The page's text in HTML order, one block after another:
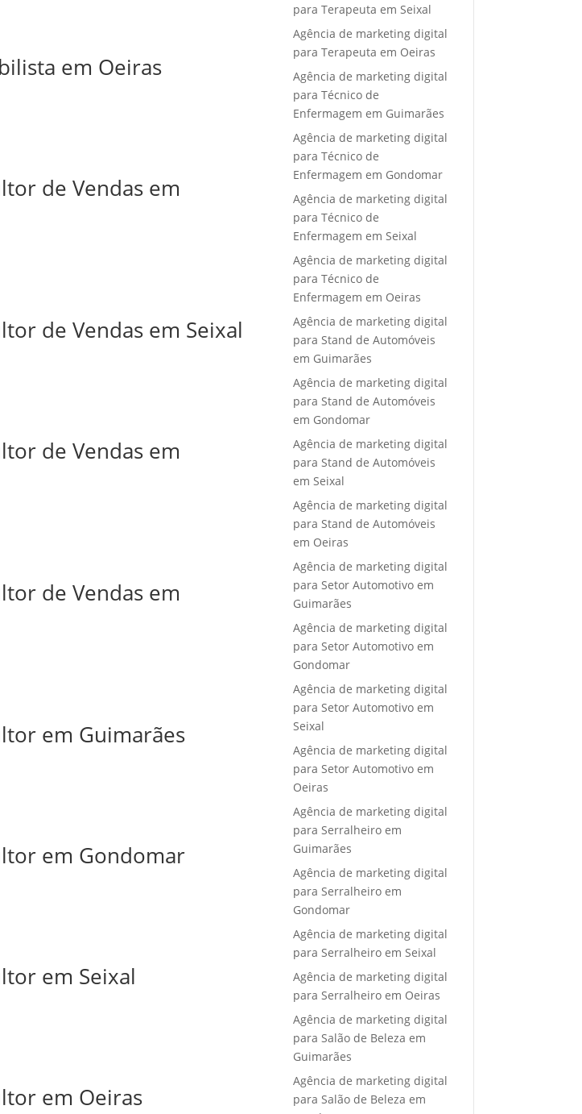
em Oeiras
de Vendas em
de Vendas em Seixal
de Vendas em
de Vendas em
em Guimarães
em Gondomar
em Seixal
em Oeiras
para Terapeuta em Seixal
Agência de marketing digital
para Terapeuta em Oeiras
Agência de marketing digital
para Técnico de
Enfermagem em Guimarães
Agência de marketing digital
para Técnico de
Enfermagem em Gondomar
Agência de marketing digital
para Técnico de
Enfermagem em Seixal
Agência de marketing digital
para Técnico de
Enfermagem em Oeiras
Agência de marketing digital
para Stand de Automóveis
em Guimarães
Agência de marketing digital
para Stand de Automóveis
em Gondomar
Agência de marketing digital
para Stand de Automóveis
em Seixal
Agência de marketing digital
para Stand de Automóveis
em Oeiras
Agência de marketing digital
para Setor Automotivo em
Guimarães
Agência de marketing digital
para Setor Automotivo em
Gondomar
Agência de marketing digital
para Setor Automotivo em
Seixal
Agência de marketing digital
para Setor Automotivo em
Oeiras
Agência de marketing digital
para Serralheiro em
Guimarães
Agência de marketing digital
para Serralheiro em
Gondomar
Agência de marketing digital
para Serralheiro em Seixal
Agência de marketing digital
para Serralheiro em Oeiras
Agência de marketing digital
para Salão de Beleza em
Guimarães
Agência de marketing digital
para Salão de Beleza em